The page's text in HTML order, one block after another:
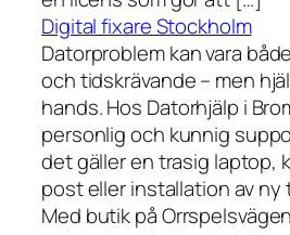
Digital fixare Stockholm
Datorproblem kan vara
och tidskrävande – men
hands. Hos Datorhjälp i
personlig och kunnig
det gäller en trasig laptop,
post eller installation av ny
Med butik på